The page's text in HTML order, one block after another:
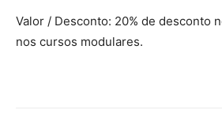
Valor / Desconto: 20% de desconto
nos cursos modulares.